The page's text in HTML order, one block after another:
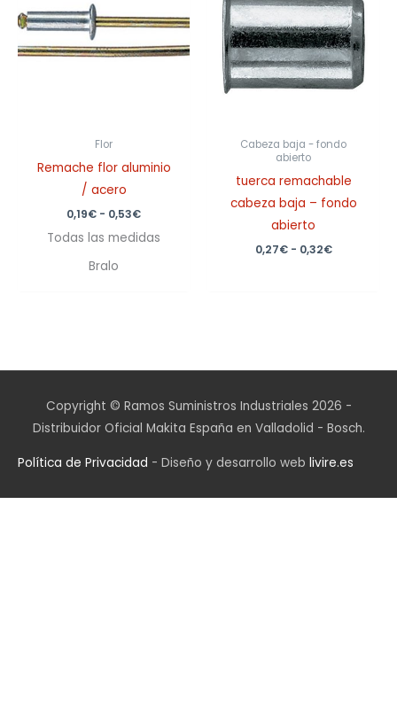
Flor
Remache flor aluminio
/ acero
0,19€ - 0,53€
0,19€
hasta
0,53€
Todas las medidas
Bralo
Cabeza baja - fondo
abierto
tuerca remachable
cabeza baja – fondo
abierto
0,27€ - 0,32€
desde
0,27€
hasta
0,32€
Copyright © Ramos Suministros Industriales 2026 -
Distribuidor Oficial Makita España en Valladolid - Bosch.
Política de Privacidad - Diseño y desarrollo web livire.es